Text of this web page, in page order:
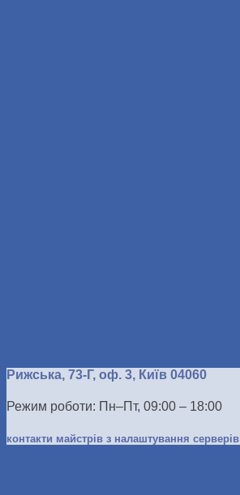
Рижська, 73-Г, оф. 3, Київ 04060
Режим роботи: Пн–Пт, 09:00 – 18:00
контакти майстрів з налаштування серверів